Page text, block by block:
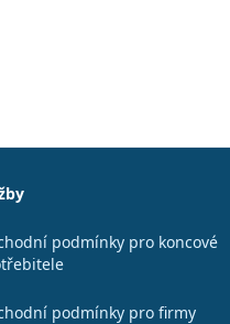
podmínky pro koncové
podmínky pro firmy